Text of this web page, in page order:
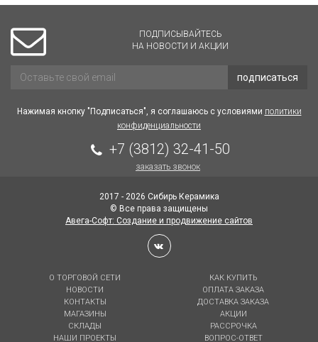
ПОДПИСЫВАЙТЕСЬ
НА НОВОСТИ И АКЦИИ
подписаться
Нажимая кнопку "Подписаться", я соглашаюсь с условиями политики
конфиденциальности
+7 (3812) 32-41-50
заказать звонок
2017 - 2026 Сибирь Керамика
© Все права защищены
Авега-Софт: Создание и продвижение сайтов
О ТОРГОВОЙ СЕТИ
НОВОСТИ
КОНТАКТЫ
МАГАЗИНЫ
СКЛАДЫ
НАШИ ПРОЕКТЫ
КАК КУПИТЬ
ОПЛАТА ЗАКАЗА
ДОСТАВКА ЗАКАЗА
АКЦИИ
РАССРОЧКА
ВОПРОС-ОТВЕТ